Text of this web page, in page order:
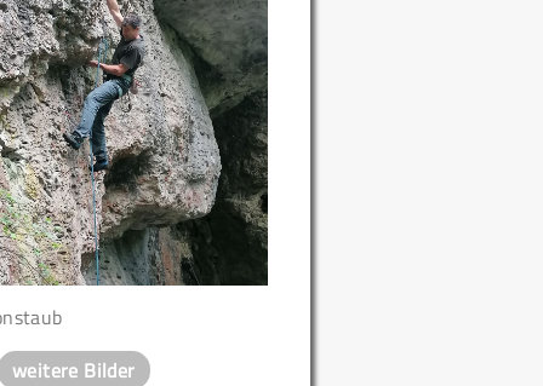
weitere Bilder